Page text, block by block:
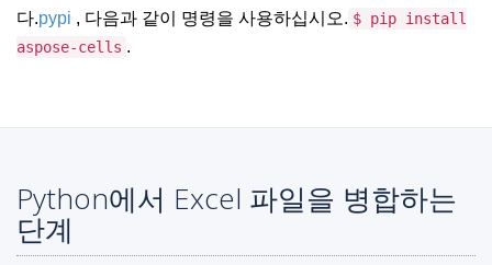
다.pypi , 다음과 같이 명령을 사용하십시오. $ pip install
aspose-cells .
Python에서 Excel 파일을 병합하는
단계